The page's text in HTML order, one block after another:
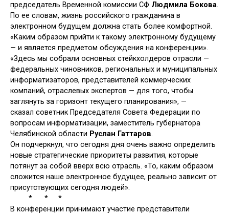
председатель Временной комиссии СФ Людмила Бокова.
По ее словам, жизнь российского гражданина в
электронном будущем должна стать более комфортной.
«Каким образом прийти к такому электронному будущему
— и является предметом обсуждения на конференции».
«Здесь мы собрали основных стейкхолдеров отрасли —
федеральных чиновников, региональных и муниципальных
информатизаторов, представителей коммерческих
компаний, отраслевых экспертов — для того, чтобы
заглянуть за горизонт текущего планирования», —
сказал советник Председателя Совета Федерации по
вопросам информатизации, заместитель губернатора
Челябинской области Руслан Гаттаров.
Он подчеркнул, что сегодня дня очень важно определить
новые стратегические приоритеты развития, которые
потянут за собой вверх всю отрасль. «То, каким образом
сложится наше электронное будущее, реально зависит от
присутствующих сегодня людей».
* * *
В конференции принимают участие представители